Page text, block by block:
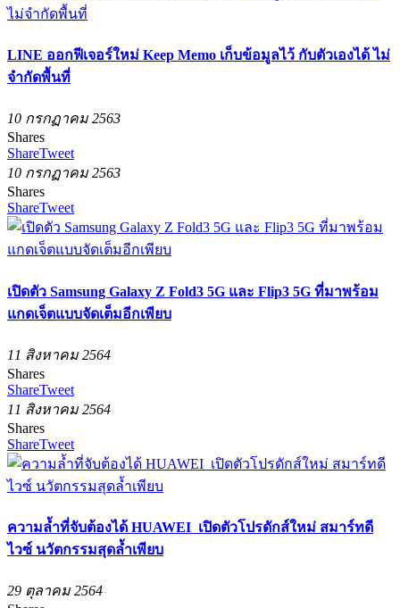
LINE ออกฟีเจอร์ใหม่ Keep Memo เก็บข้อมูลไว้ กับตัวเองได้ ไม่
จำกัดพื้นที่
10 กรกฏาคม 2563
Shares
ShareTweet
10 กรกฏาคม 2563
Shares
ShareTweet
เปิดตัว Samsung Galaxy Z Fold3 5G และ Flip3 5G ที่มาพร้อม
แกดเจ็ตแบบจัดเต็มอีกเพียบ
11 สิงหาคม 2564
Shares
ShareTweet
11 สิงหาคม 2564
Shares
ShareTweet
ความล้ำที่จับต้องได้ HUAWEI เปิดตัวโปรดักส์ใหม่ สมาร์ทดี
ไวซ์ นวัตกรรมสุดล้ำเพียบ
29 ตุลาคม 2564